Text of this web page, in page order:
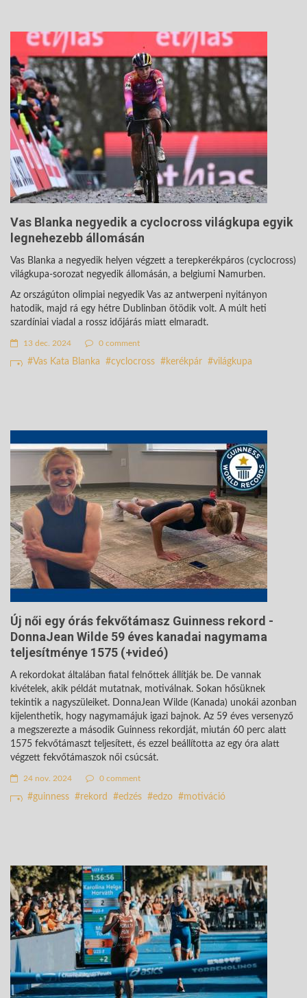
Vas Blanka negyedik a cyclocross világkupa egyik
legnehezebb állomásán
Vas Blanka a negyedik helyen végzett a terepkerékpáros (cyclocross)
világkupa-sorozat negyedik állomásán, a belgiumi Namurben.
Az országúton olimpiai negyedik Vas az antwerpeni nyitányon
hatodik, majd rá egy hétre Dublinban ötödik volt. A múlt heti
szardíniai viadal a rossz időjárás miatt elmaradt.
13 dec. 2024 0 comment
Vas Kata Blanka cyclocross kerékpár világkupa
Új női egy órás fekvőtámasz Guinness rekord -
DonnaJean Wilde 59 éves kanadai nagymama
teljesítménye 1575 (+videó)
A rekordokat általában fiatal felnőttek állítják be. De vannak
kivételek, akik példát mutatnak, motiválnak. Sokan hősüknek
tekintik a nagyszüleiket. DonnaJean Wilde (Kanada) unokái azonban
kijelenthetik, hogy nagymamájuk igazi bajnok. Az 59 éves versenyző
a megszerezte a második Guinness rekordját, miután 60 perc alatt
1575 fekvőtámaszt teljesített, és ezzel beállította az egy óra alatt
végzett fekvőtámaszok női csúcsát.
24 nov. 2024 0 comment
guinness rekord edzés edzo motiváció